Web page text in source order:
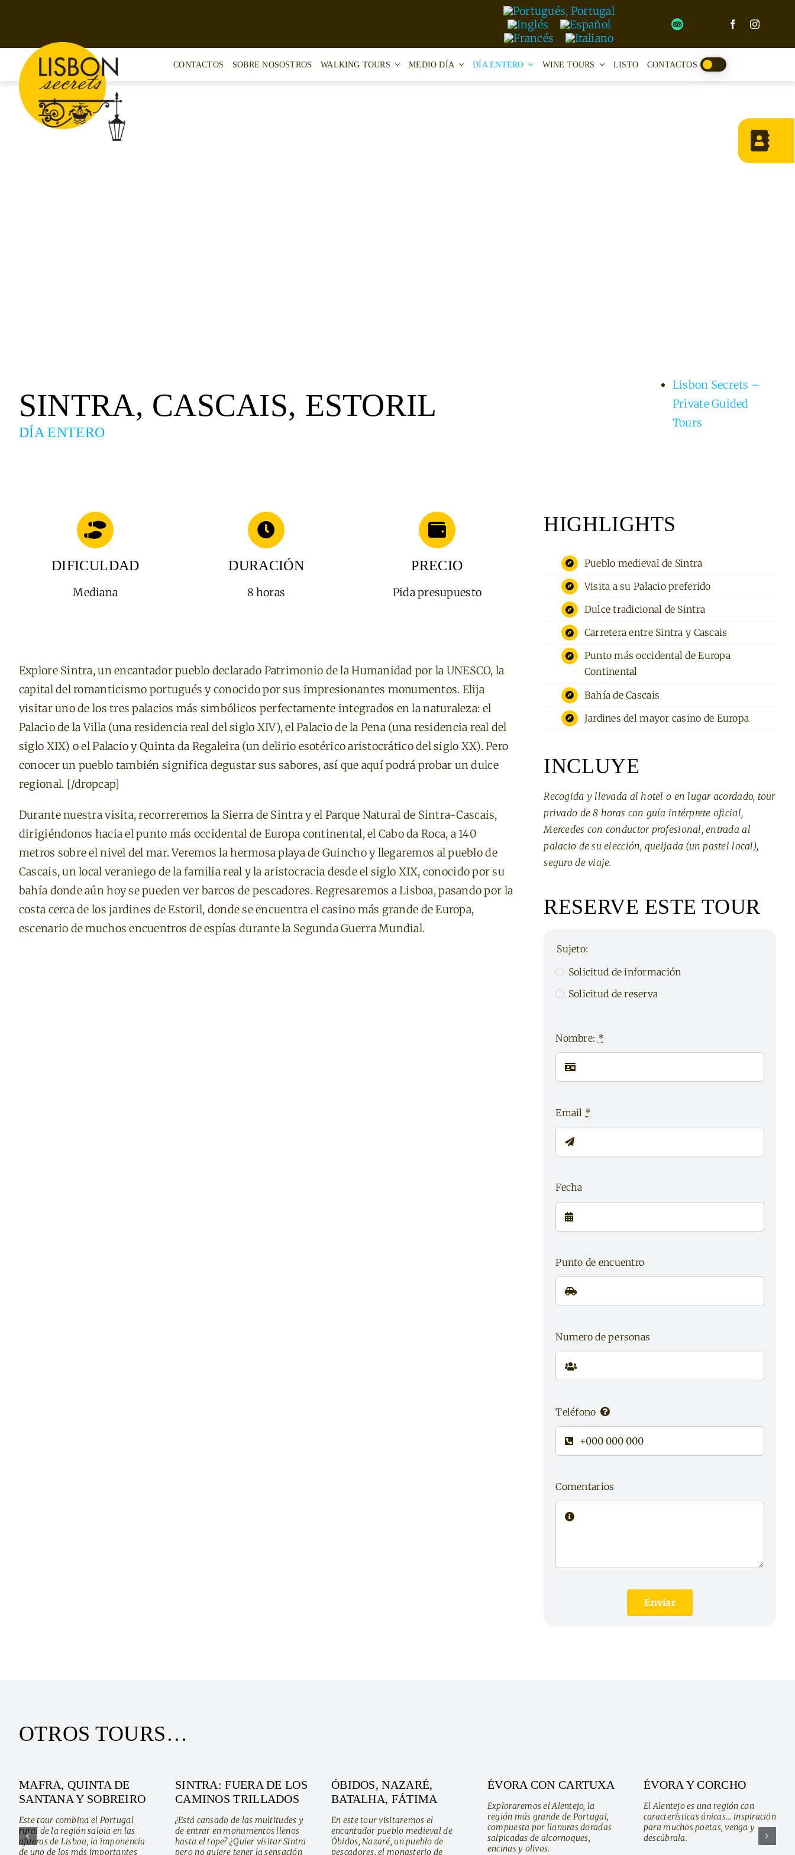
content
CONTACTOS SOBRE NOSOSTROS WALKING TOURS MEDIO DÍA DÍA ENTERO WINE TOURS LISTO CONTACTOS
SINTRA, CASCAIS, ESTORIL
DÍA ENTERO
Lisbon Secrets –
Private Guided
Tours
DIFICULDAD
Mediana
DURACIÓN
8 horas
PRECIO
Pida presupuesto
Explore Sintra, un encantador pueblo declarado Patrimonio de la Humanidad por la UNESCO, la
capital del romanticismo portugués y conocido por sus impresionantes monumentos. Elija
visitar uno de los tres palacios más simbólicos perfectamente integrados en la naturaleza: el
Palacio de la Villa (una residencia real del siglo XIV), el Palacio de la Pena (una residencia real del
siglo XIX) o el Palacio y Quinta da Regaleira (un delirio esotérico aristocrático del siglo XX). Pero
conocer un pueblo también significa degustar sus sabores, así que aquí podrá probar un dulce
regional. [/dropcap]
Durante nuestra visita, recorreremos la Sierra de Sintra y el Parque Natural de Sintra-Cascais,
dirigiéndonos hacia el punto más occidental de Europa continental, el Cabo da Roca, a 140
metros sobre el nivel del mar. Veremos la hermosa playa de Guincho y llegaremos al pueblo de
Cascais, un local veraniego de la familia real y la aristocracia desde el siglo XIX, conocido por su
bahía donde aún hoy se pueden ver barcos de pescadores. Regresaremos a Lisboa, pasando por la
costa cerca de los jardines de Estoril, donde se encuentra el casino más grande de Europa,
escenario de muchos encuentros de espías durante la Segunda Guerra Mundial.
HIGHLIGHTS
Pueblo medieval de Sintra
Visita a su Palacio preferido
Dulce tradicional de Sintra
Carretera entre Sintra y Cascais
Punto más occidental de Europa
Continental
Bahía de Cascais
Jardines del mayor casino de Europa
INCLUYE
Recogida y llevada al hotel o en lugar acordado, tour
privado de 8 horas con guía intérprete oficial,
Mercedes con conductor profesional, entrada al
palacio de su elección, queijada (un pastel local),
seguro de viaje.
RESERVE ESTE TOUR
Sujeto:
Solicitud de información
Solicitud de reserva
Nombre: *
Email *
Fecha
Punto de encuentro
Numero de personas
Teléfono
Comentarios
Enviar
OTROS TOURS…
MAFRA, QUINTA DE
SANTANA Y SOBREIRO
Este tour combina el Portugal
rural de la región saloia en las
afueras de Lisboa, la imponencia
de uno de los más importantes
SINTRA: FUERA DE LOS
CAMINOS TRILLADOS
¿Está cansado de las multitudes y
de entrar en monumentos llenos
hasta el tope? ¿Quier visitar Sintra
pero no quiere tener la sensación
ÓBIDOS, NAZARÉ,
BATALHA, FÁTIMA
En este tour visitaremos el
encantador pueblo medieval de
Óbidos, Nazaré, un pueblo de
pescadores, el monasterio de
ÉVORA CON CARTUXA
Exploraremos el Alentejo, la
región más grande de Portugal,
compuesta por llanuras doradas
salpicadas de alcornoques,
encinas y olivos.
ÉVORA Y CORCHO
El Alentejo es una región con
características únicas... inspiración
para muchos poetas, venga y
descúbrala.